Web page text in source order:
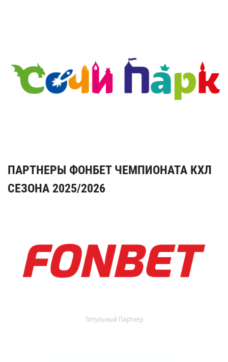
ПАРТНЕРЫ ФОНБЕТ ЧЕМПИОНАТА КХЛ
СЕЗОНА 2025/2026
Титульный Партнер